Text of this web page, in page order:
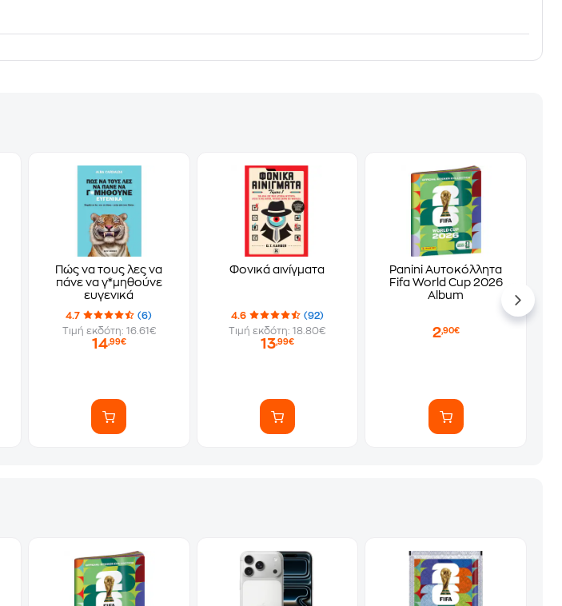
Πώς να τους λες να
πάνε να γ*μηθούνε
ευγενικά
4.7
(6)
Τιμή εκδότη: 16.61€
14,99€
Φονικά αινίγματα
4.6
(92)
Τιμή εκδότη: 18.80€
13,99€
Panini Αυτοκόλλητα
Fifa World Cup 2026
Album
2,90€